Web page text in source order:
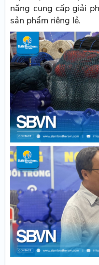
năng cung cấp giải
sản phẩm riêng lẻ.